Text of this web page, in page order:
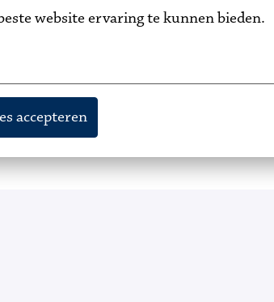
website ervaring te kunnen bieden.
accepteren